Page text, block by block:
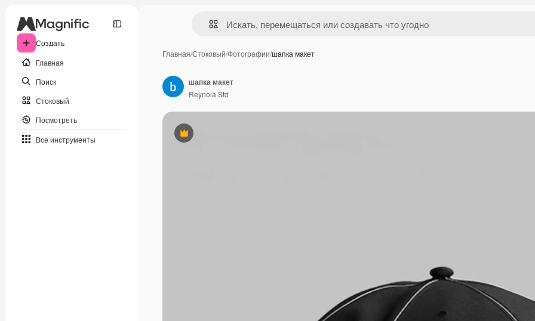
Создать
Главная
Поиск
Стоковый
Посмотреть
Все инструменты
Главная/Стоковый/Фотографии/шапка макет
Премиум
шапка макет
Reynola Std